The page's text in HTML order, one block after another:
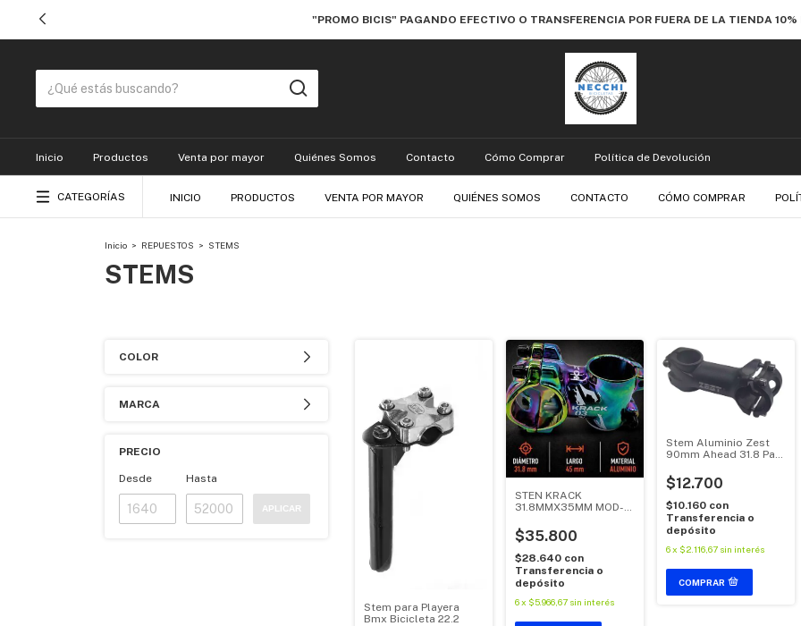
"PROMO BICIS" PAGANDO EFECTIVO O TRANSFERENCIA POR FUERA DE LA TIENDA 10%
Inicio Productos Venta por mayor Quiénes Somos Contacto Cómo Comprar Política de Devolución
CATEGORÍAS INICIO PRODUCTOS VENTA POR MAYOR QUIÉNES SOMOS CONTACTO CÓMO COMPRAR
Inicio > REPUESTOS > STEMS
STEMS
COLOR
MARCA
PRECIO
Desde Hasta
APLICAR
Stem para Playera
Bmx Bicicleta 22.2
STEN KRACK
31.8MMX35MM MOD-
$35.800
$28.640 con
Transferencia o
depósito
6x $5.966,67 sin interés
Stem Aluminio Zest
90mm Ahead 31.8 Para
$12.700
$10.160 con
Transferencia o
depósito
6x $2.116,67 sin interés